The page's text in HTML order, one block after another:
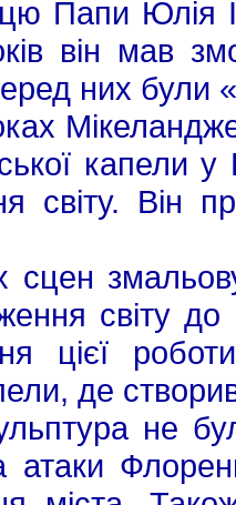
Папи Юлія
він мав
них були
капели у
світу. Він
сцен
світу
цієї
де
не
атаки